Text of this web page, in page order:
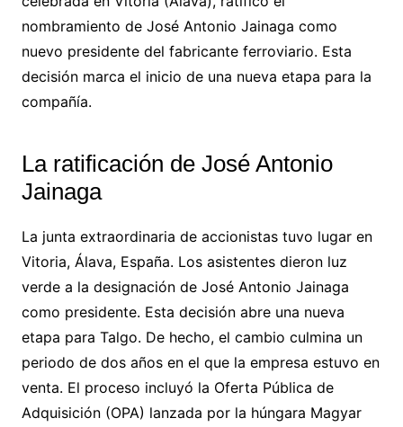
nombramiento de José Antonio Jainaga como
nuevo presidente del fabricante ferroviario. Esta
decisión marca el inicio de una nueva etapa para la
compañía.
La ratificación de José Antonio
Jainaga
La junta extraordinaria de accionistas tuvo lugar en
Vitoria, Álava, España. Los asistentes dieron luz
verde a la designación de José Antonio Jainaga
como presidente. Esta decisión abre una nueva
etapa para Talgo. De hecho, el cambio culmina un
periodo de dos años en el que la empresa estuvo en
venta. El proceso incluyó la Oferta Pública de
Adquisición (OPA) lanzada por la húngara Magyar